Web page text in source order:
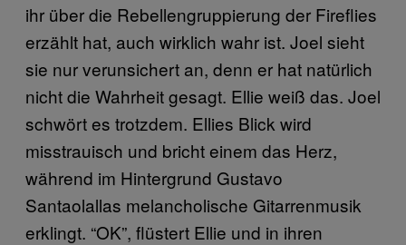
ihr über die Rebellengruppierung der Fireflies
erzählt hat, auch wirklich wahr ist. Joel sieht
sie nur verunsichert an, denn er hat natürlich
nicht die Wahrheit gesagt. Ellie weiß das. Joel
schwört es trotzdem. Ellies Blick wird
misstrauisch und bricht einem das Herz,
während im Hintergrund Gustavo
Santaolallas melancholische Gitarrenmusik
erklingt. “OK”, flüstert Ellie und in ihren